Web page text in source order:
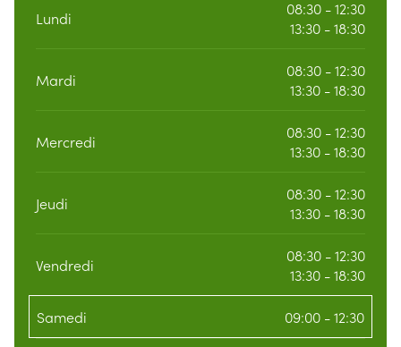
Lundi
08:30 - 12:30
13:30 - 18:30
Mardi
08:30 - 12:30
13:30 - 18:30
Mercredi
08:30 - 12:30
13:30 - 18:30
Jeudi
08:30 - 12:30
13:30 - 18:30
Vendredi
08:30 - 12:30
13:30 - 18:30
Samedi 09:00 - 12:30